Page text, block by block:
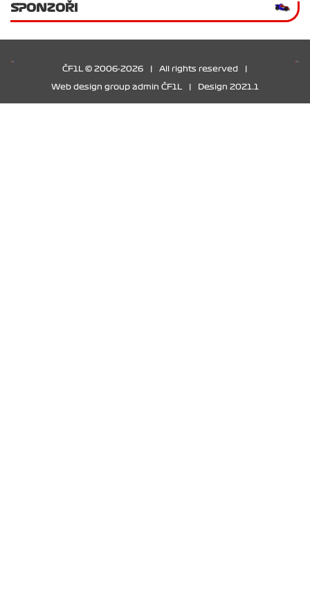
SPONZOŘI
ČF1L © 2006-2026 All rights reserved
Web design group admin ČF1L Design 2021.1